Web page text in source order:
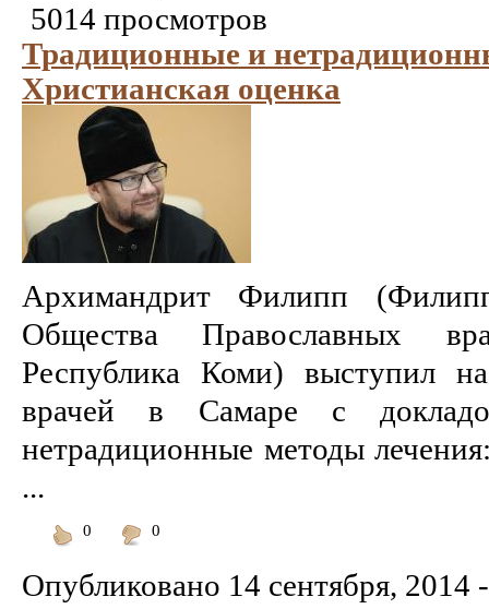
5014 просмотров
Традиционные и
Христианская оценка
Архимандрит Филипп
Общества Православных
Республика Коми) выступил
врачей в Самаре с
нетрадиционные методы
...
0
0
Опубликовано 14 сентября, 2014